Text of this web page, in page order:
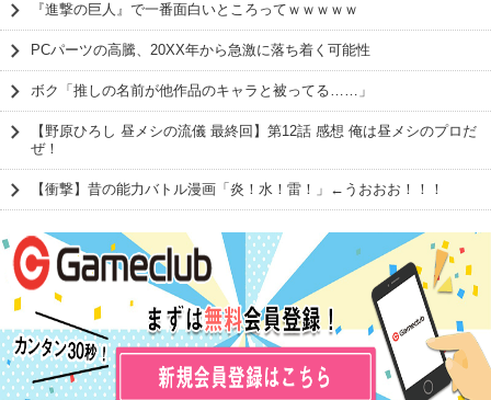
『進撃の巨人』で一番面白いところってｗｗｗｗｗ
PCパーツの高騰、20XX年から急激に落ち着く可能性
ボク「推しの名前が他作品のキャラと被ってる……」
【野原ひろし 昼メシの流儀 最終回】第12話 感想 俺は昼メシのプロだ
ぜ！
【衝撃】昔の能力バトル漫画「炎！水！雷！」←うおおお！！！